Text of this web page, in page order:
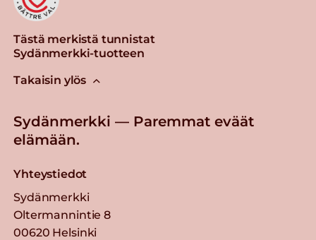
Tästä merkistä tunnistat
Sydänmerkki-tuotteen
Takaisin ylös
Sydänmerkki — Paremmat eväät
elämään.
Yhteystiedot
Sydänmerkki
Oltermannintie 8
00620 Helsinki